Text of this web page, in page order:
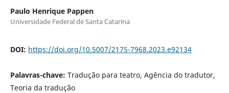
Paulo Henrique Pappen
Universidade Federal de Santa Catarina
DOI: https://doi.org/10.5007/2175-7968.2023.e92134
Palavras-chave: Tradução para teatro, Agência do tradutor,
Teoria da tradução